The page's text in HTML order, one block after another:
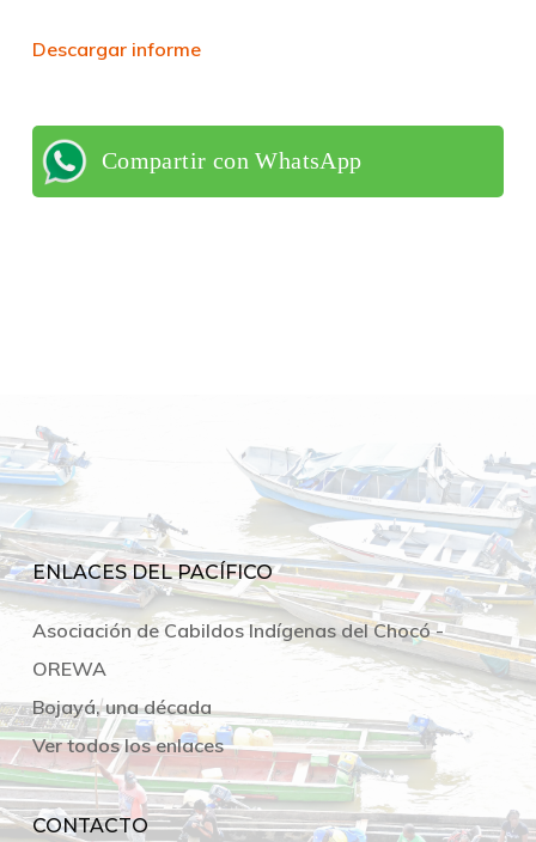
Descargar informe
Compartir con WhatsApp
ENLACES DEL PACÍFICO
Asociación de Cabildos Indígenas del Chocó -
OREWA
Bojayá, una década
Ver todos los enlaces
CONTACTO